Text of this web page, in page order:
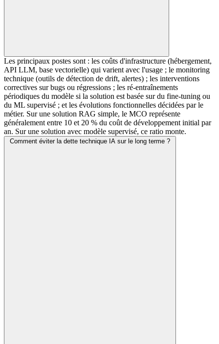
Les principaux postes sont : les coûts d'infrastructure (hébergement,
API LLM, base vectorielle) qui varient avec l'usage ; le monitoring
technique (outils de détection de drift, alertes) ; les interventions
correctives sur bugs ou régressions ; les ré-entraînements
périodiques du modèle si la solution est basée sur du fine-tuning ou
du ML supervisé ; et les évolutions fonctionnelles décidées par le
métier. Sur une solution RAG simple, le MCO représente
généralement entre 10 et 20 % du coût de développement initial par
an. Sur une solution avec modèle supervisé, ce ratio monte.
Comment éviter la dette technique IA sur le long terme ?